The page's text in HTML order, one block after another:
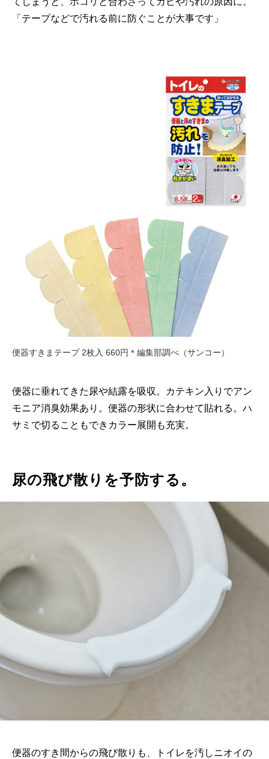
「テープなどで汚れる前に防ぐことが大事です」
便器すきまテープ 2枚入 660円＊編集部調べ（サンコー）
便器に垂れてきた尿や結露を吸収。カテキン入りでアン
モニア消臭効果あり。便器の形状に合わせて貼れる。ハ
サミで切ることもできカラー展開も充実。
尿の飛び散りを予防する。
便器のすき間からの飛び散りも、トイレを汚しニオイの